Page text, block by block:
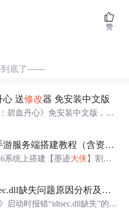
赞
底了——
心 送修改器 免安装中文版
碧血丹心》免安装中文版，还
端搭建教程（含资源下载+部署过程）
系统上搭建【墨迹大侠】割草
缺失问题原因分析及解决方法
启动时报错“idtsec.dll缺失”的原